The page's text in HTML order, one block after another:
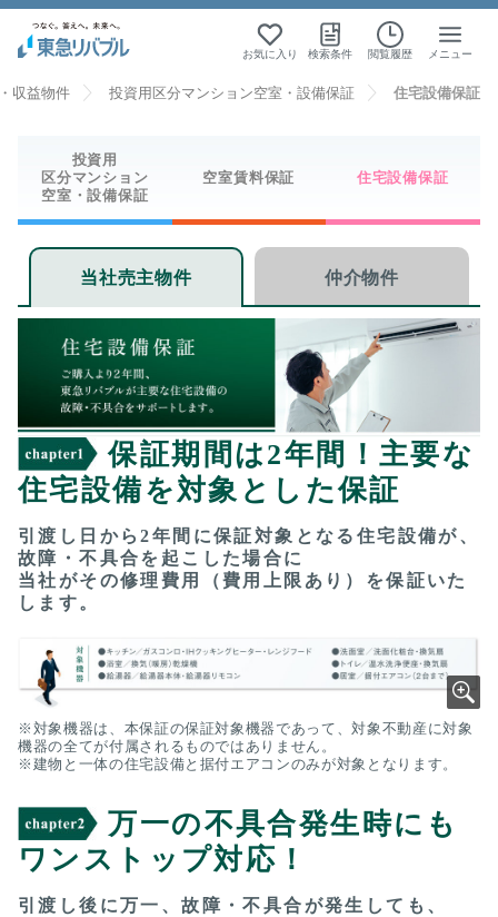
お気に入り 検索条件 閲覧履歴 メニュー
収益物件 投資用区分マンション空室・設備保証 住宅設備保証
投資用
区分マンション
空室・設備保証
空室賃料保証 住宅設備保証
当社売主物件 仲介物件
保証期間は2年間！主要な
住宅設備を対象とした保証
引渡し日から2年間に保証対象となる住宅設備が、
故障・不具合を起こした場合に
当社がその修理費用（費用上限あり）を保証いた
します。
※対象機器は、本保証の保証対象機器であって、対象不動産に対象
機器の全てが付属されるものではありません。
※建物と一体の住宅設備と据付エアコンのみが対象となります。
万一の不具合発生時にも
ワンストップ対応！
引渡し後に万一、故障・不具合が発生しても、